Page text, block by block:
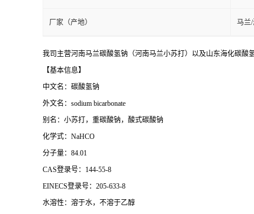
厂家（产地） 马兰
我司主营河南马兰碳酸氢钠（河南马兰小苏打）以及山东海化碳酸
【基本信息】
中文名：碳酸氢钠
外文名：sodium bicarbonate
别名：小苏打，重碳酸钠，酸式碳酸钠
化学式：NaHCO
分子量：84.01
CAS登录号：144-55-8
EINECS登录号：205-633-8
水溶性：溶于水，不溶于乙醇